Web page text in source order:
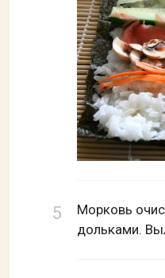
Морковь
дольками.